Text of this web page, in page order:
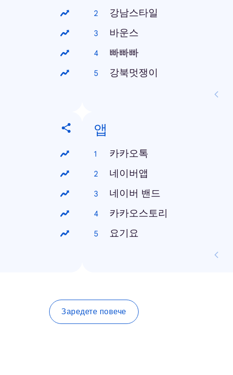
강남스타일
바운스
빠빠빠
강북멋쟁이
앱
카카오톡
네이버앱
네이버 밴드
카카오스토리
요기요
Заредете повече